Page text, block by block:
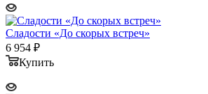
Сладости «До скорых встреч»
6 954 ₽
Купить